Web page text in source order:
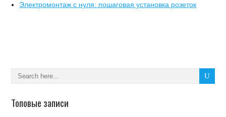
Электромонтаж с нуля: пошаговая установка розеток
Топовые записи